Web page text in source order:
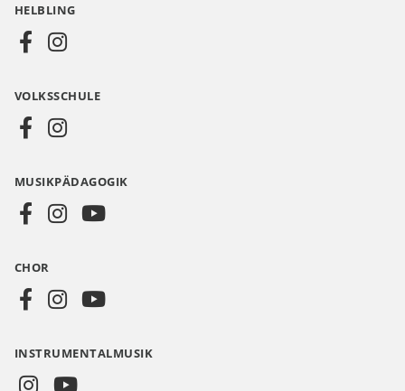
Social
AT
HELBLING
VOLKSSCHULE
MUSIKPÄDAGOGIK
CHOR
INSTRUMENTALMUSIK